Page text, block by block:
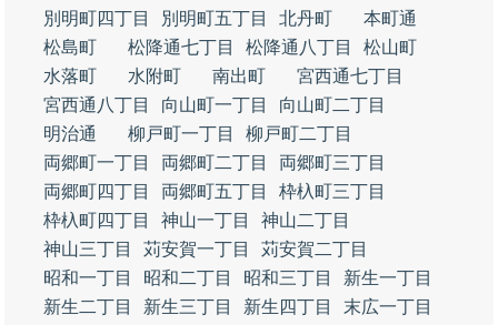
別明町四丁目
別明町五丁目 北丹町
本町通
松島町
松降通七丁目 松降通八丁目
松山町
水落町
水附町 南出町
宮西通七丁目
宮西通八丁目
向山町一丁目
向山町二丁目
明治通
柳戸町一丁目
柳戸町二丁目
両郷町一丁目
両郷町二丁目
両郷町三丁目
両郷町四丁目
両郷町五丁目
枠杁町三丁目
枠杁町四丁目
神山一丁目
神山二丁目
神山三丁目
苅安賀一丁目
苅安賀二丁目
昭和一丁目
昭和二丁目 昭和三丁目
新生一丁目
新生二丁目
新生三丁目 新生四丁目
末広一丁目